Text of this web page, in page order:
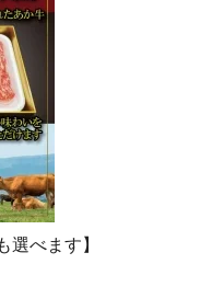
選べます】